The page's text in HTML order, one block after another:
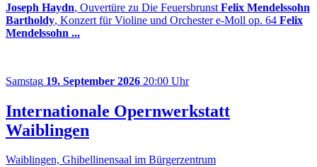
Joseph Haydn, Ouvertüre zu Die Feuersbrunst Felix Mendelssohn
Bartholdy, Konzert für Violine und Orchester e-Moll op. 64 Felix
Mendelssohn ...
Samstag 19. September 2026 20:00 Uhr
Internationale Opernwerkstatt
Waiblingen
Waiblingen, Ghibellinensaal im Bürgerzentrum